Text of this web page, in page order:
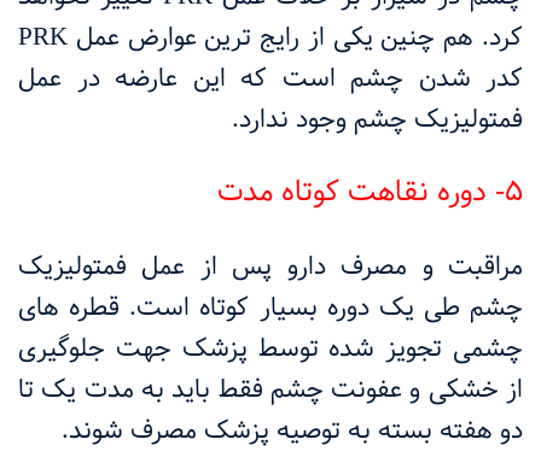
کرد. هم چنین یکی از رایج ترین عوارض عمل PRK
کدر شدن چشم است که این عارضه در عمل
فمتولیزیک چشم وجود ندارد.
5- دوره نقاهت کوتاه مدت
مراقبت و مصرف دارو پس از عمل فمتولیزیک
چشم طی یک دوره بسیار کوتاه است. قطره های
چشمی تجویز شده توسط پزشک جهت جلوگیری
از خشکی و عفونت چشم فقط باید به مدت یک تا
دو هفته بسته به توصیه پزشک مصرف شوند.